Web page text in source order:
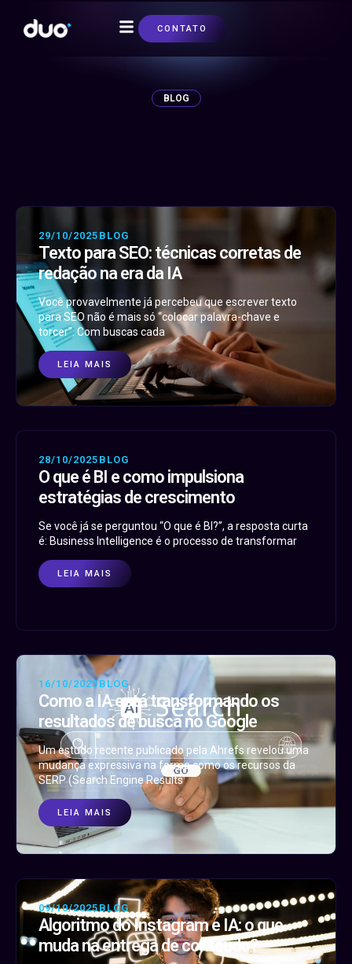
CONTATO
BLOG
29/10/2025 BLOG
Texto para SEO: técnicas corretas de
redação na era da IA
Você provavelmente já percebeu que escrever texto
para SEO não é mais só “colocar palavra-chave e
torcer”. Com buscas cada
LEIA MAIS
28/10/2025 BLOG
O que é BI e como impulsiona
estratégias de crescimento
Se você já se perguntou “O que é BI?”, a resposta curta
é: Business Intelligence é o processo de transformar
LEIA MAIS
16/10/2025BLOG
Como a IA está transformando os
resultados de busca no Google
Um estudo recente publicado pela Ahrefs revelou uma
mudança expressiva na forma como os recursos da
SERP (Search Engine Results
LEIA MAIS
09/10/2025BLOG
Algoritmo do Instagram e IA: o que
muda na entrega de conteúdo?